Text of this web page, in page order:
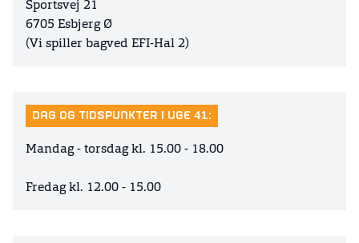
Sportsvej 21
6705 Esbjerg Ø
(Vi spiller bagved EFI-Hal 2)
DAG OG TIDSPUNKTER I UGE 41:
Mandag - torsdag kl. 15.00 - 18.00
Fredag kl. 12.00 - 15.00